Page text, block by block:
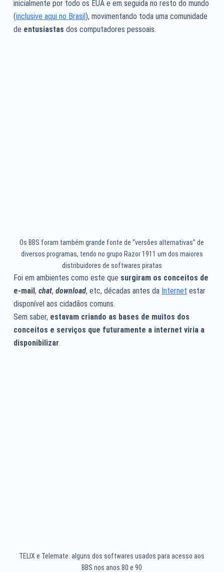
inicialmente por todo os EUA e em seguida no resto do mundo
(inclusive aqui no Brasil), movimentando toda uma comunidade
de entusiastas dos computadores pessoais.
Os BBS foram também grande fonte de “versões alternativas” de
diversos programas, tendo no grupo Razor 1911 um dos maiores
distribuidores de softwares piratas
Foi em ambientes como este que surgiram os conceitos de
e-mail, chat, download, etc, décadas antes da Internet estar
disponível aos cidadãos comuns.
Sem saber, estavam criando as bases de muitos dos
conceitos e serviços que futuramente a internet viria a
disponibilizar.
TELIX e Telemate: alguns dos softwares usados para acesso aos
BBS nos anos 80 e 90